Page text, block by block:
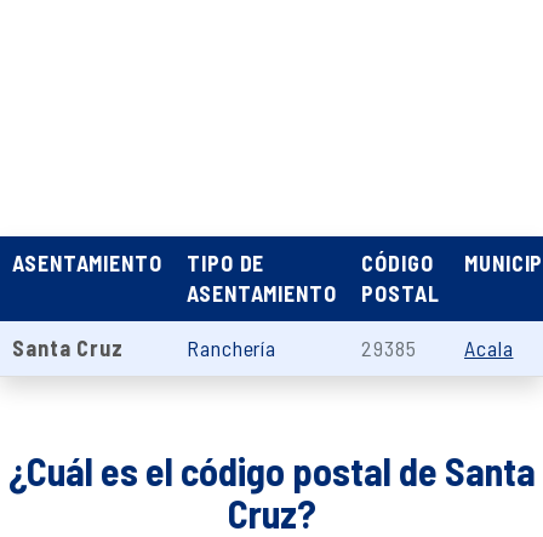
ASENTAMIENTO
TIPO DE
ASENTAMIENTO
CÓDIGO
POSTAL
Santa Cruz Ranchería 29385 Acala
¿Cuál es el código postal de Santa
Cruz?